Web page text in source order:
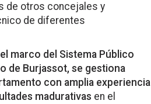
de otros concejales y
de diferentes
marco del Sistema Público
de Burjassot, se gestiona
con amplia experiencia
madurativas en el